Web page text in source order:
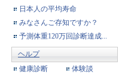
日本人の平均寿命
みなさんご存知ですか？
予測体重120万回診断達成...
ヘルプ
健康診断
体験談